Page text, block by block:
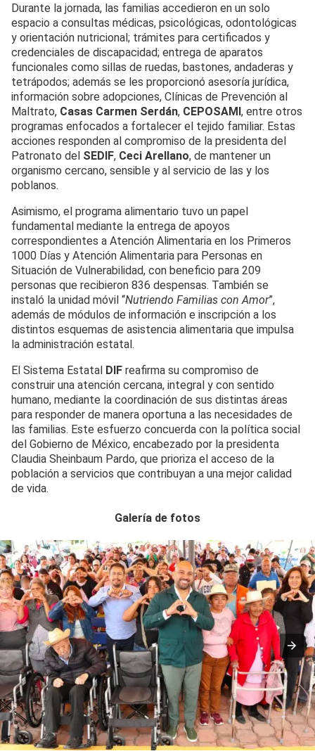
Durante la jornada, las familias accedieron en un solo
espacio a consultas médicas, psicológicas, odontológicas
y orientación nutricional; trámites para certificados y
credenciales de discapacidad; entrega de aparatos
funcionales como sillas de ruedas, bastones, andaderas y
tetrápodos; además se les proporcionó asesoría jurídica,
información sobre adopciones, Clínicas de Prevención al
Maltrato, Casas Carmen Serdán, CEPOSAMI, entre otros
programas enfocados a fortalecer el tejido familiar. Estas
acciones responden al compromiso de la presidenta del
Patronato del SEDIF, Ceci Arellano, de mantener un
organismo cercano, sensible y al servicio de las y los
poblanos.
Asimismo, el programa alimentario tuvo un papel
fundamental mediante la entrega de apoyos
correspondientes a Atención Alimentaria en los Primeros
1000 Días y Atención Alimentaria para Personas en
Situación de Vulnerabilidad, con beneficio para 209
personas que recibieron 836 despensas. También se
instaló la unidad móvil “Nutriendo Familias con Amor”,
además de módulos de información e inscripción a los
distintos esquemas de asistencia alimentaria que impulsa
la administración estatal.
El Sistema Estatal DIF reafirma su compromiso de
construir una atención cercana, integral y con sentido
humano, mediante la coordinación de sus distintas áreas
para responder de manera oportuna a las necesidades de
las familias. Este esfuerzo concuerda con la política social
del Gobierno de México, encabezado por la presidenta
Claudia Sheinbaum Pardo, que prioriza el acceso de la
población a servicios que contribuyan a una mejor calidad
de vida.
Galería de fotos